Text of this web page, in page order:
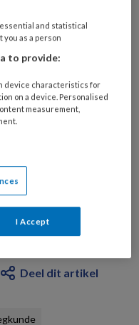
en
Deel dit artikel
and statistical
you as a person
to provide:
device characteristics for
on a device. Personalised
measurement,
I Accept